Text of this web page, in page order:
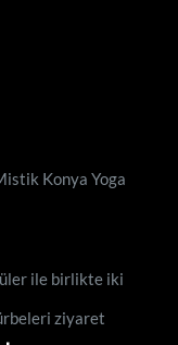
Konya Yoga
ile birlikte iki
ziyaret